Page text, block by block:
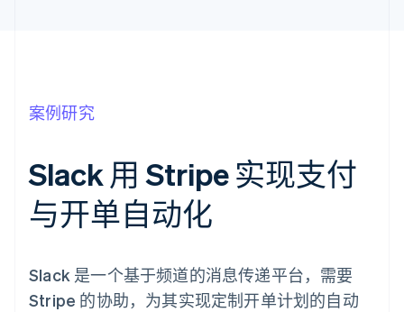
案例研究
Slack 用 Stripe 实现支付
与开单自动化
Slack 是一个基于频道的消息传递平台，需要
Stripe 的协助，为其实现定制开单计划的自动